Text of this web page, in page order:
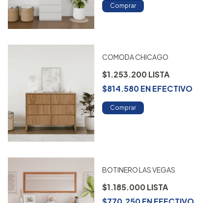
Comprar
COMODA CHICAGO
$1.253.200
$814.580ENEFECTIVO
Comprar
BOTINERO LAS VEGAS
$1.185.000